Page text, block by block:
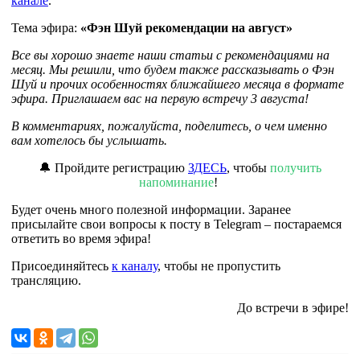
Тема эфира: «Фэн Шуй рекомендации на август»
Все вы хорошо знаете наши статьи с рекомендациями на
месяц. Мы решили, что будем также рассказывать о Фэн
Шуй и прочих особенностях ближайшего месяца в формате
эфира. Приглашаем вас на первую встречу 3 августа!
В комментариях, пожалуйста, поделитесь, о чем именно
вам хотелось бы услышать.
🔔 Пройдите регистрацию ЗДЕСЬ, чтобы получить
напоминание!
Будет очень много полезной информации. Заранее
присылайте свои вопросы к посту в Telegram – постараемся
ответить во время эфира!
Присоединяйтесь к каналу, чтобы не пропустить
трансляцию.
До встречи в эфире!